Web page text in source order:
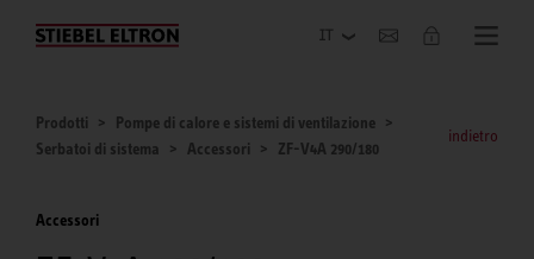
Azienda
Prodotti
Pompe di calore e sistemi di ventilazione
Serbatoi di sistema
Accessori ZF-V4A 290/180
indietro
Accessori